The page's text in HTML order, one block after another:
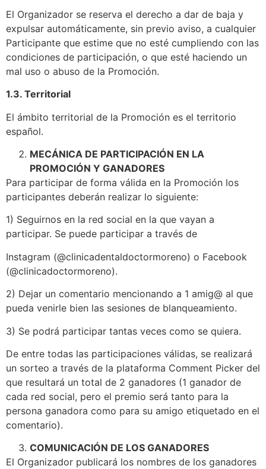
El Organizador se reserva el derecho a dar de baja y
expulsar automáticamente, sin previo aviso, a cualquier
Participante que estime que no esté cumpliendo con las
condiciones de participación, o que esté haciendo un
mal uso o abuso de la Promoción.
1.3. Territorial
El ámbito territorial de la Promoción es el territorio
español.
MECÁNICA DE PARTICIPACIÓN EN LA
PROMOCIÓN Y GANADORES
Para participar de forma válida en la Promoción los
participantes deberán realizar lo siguiente:
1) Seguirnos en la red social en la que vayan a
participar. Se puede participar a través de
Instagram (@clinicadentaldoctormoreno) o Facebook
(@clinicadoctormoreno).
2) Dejar un comentario mencionando a 1 amig@ al que
pueda venirle bien las sesiones de blanqueamiento.
3) Se podrá participar tantas veces como se quiera.
De entre todas las participaciones válidas, se realizará
un sorteo a través de la plataforma Comment Picker del
que resultará un total de 2 ganadores (1 ganador de
cada red social, pero el premio será tanto para la
persona ganadora como para su amigo etiquetado en el
comentario).
COMUNICACIÓN DE LOS GANADORES
El Organizador publicará los nombres de los ganadores